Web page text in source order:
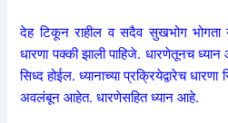
देह टिकून राहील व सदैव सुखभोग
धारणा पक्की झाली पाहिजे. धारणेतूनच
सिध्द होईल. ध्यानाच्या प्रक्रियेद्वारेच
अवलंबून आहेत. धारणेसहित ध्यान आहे.